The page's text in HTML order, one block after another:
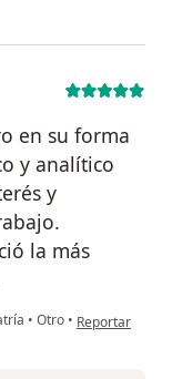
en su forma
y analítico
y
la más
• Otro • en opinión del
Reportar